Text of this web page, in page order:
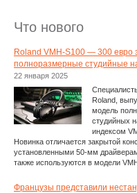
Что нового
Roland VMH-S100 — 300 евро
полноразмерные студийные
22 января 2025
Roland,
модель
студийных
индексом
Новинка отличается закрытой
установленными 50-мм
также используются в модели
Французы представили